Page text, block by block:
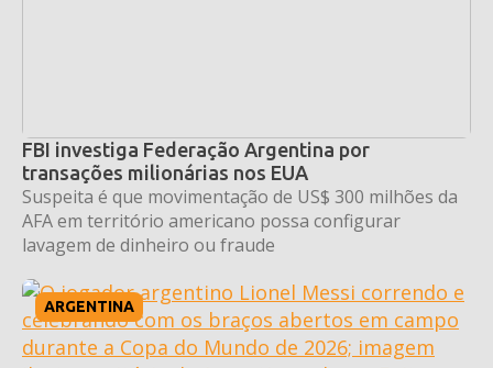
FBI investiga Federação Argentina por
transações milionárias nos EUA
Suspeita é que movimentação de US$ 300 milhões da
AFA em território americano possa configurar
lavagem de dinheiro ou fraude
ARGENTINA